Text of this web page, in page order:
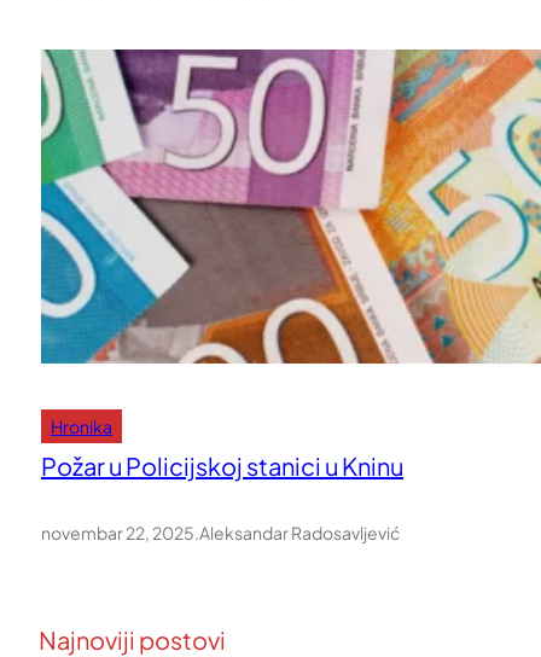
Hronika
Požar u Policijskoj stanici u Kninu
novembar 22, 2025.Aleksandar Radosavljević
Najnoviji postovi